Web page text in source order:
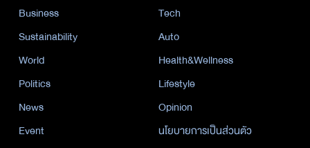
Business
Tech
Sustainability
Auto
World
Health&Wellness
Politics
Lifestyle
News
Opinion
Event
นโยบายการเป็นส่วนตัว